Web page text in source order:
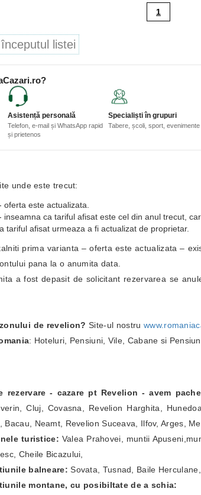
1
listei
Asistență personală
Telefon, e-mail și WhatsApp rapid
și prietenos
Specialiști în grupuri
Tabere, școli, sport, evenimente
unde este trecut:
oferta este actualizata.
inseamna ca tariful afisat este cel din anul trecut,
tariful afisat urmeaza a fi actualizat de proprietar.
prima varianta – oferta este actualizata –
pana la o anumita data.
a fost depasit de solicitant rezervarea se
de revelion?Site-ul nostru
: Hoteluri, Pensiuni, Vile, Cabane si
rezervare - cazare pt Revelion - avem
Cluj, Covasna, Revelion Harghita,
Bacau, Neamt, Revelion Suceava, Ilfov, Arges,
turistice: Valea Prahovei, muntii
Cheile Bicazului,
balneare: Sovata, Tusnad, Baile
montane, cu posibiltate de a schia: